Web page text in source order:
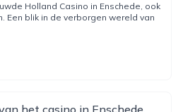
Holland Casino in Enschede, ook
Een blik in de verborgen wereld van
het casino in Enschede,